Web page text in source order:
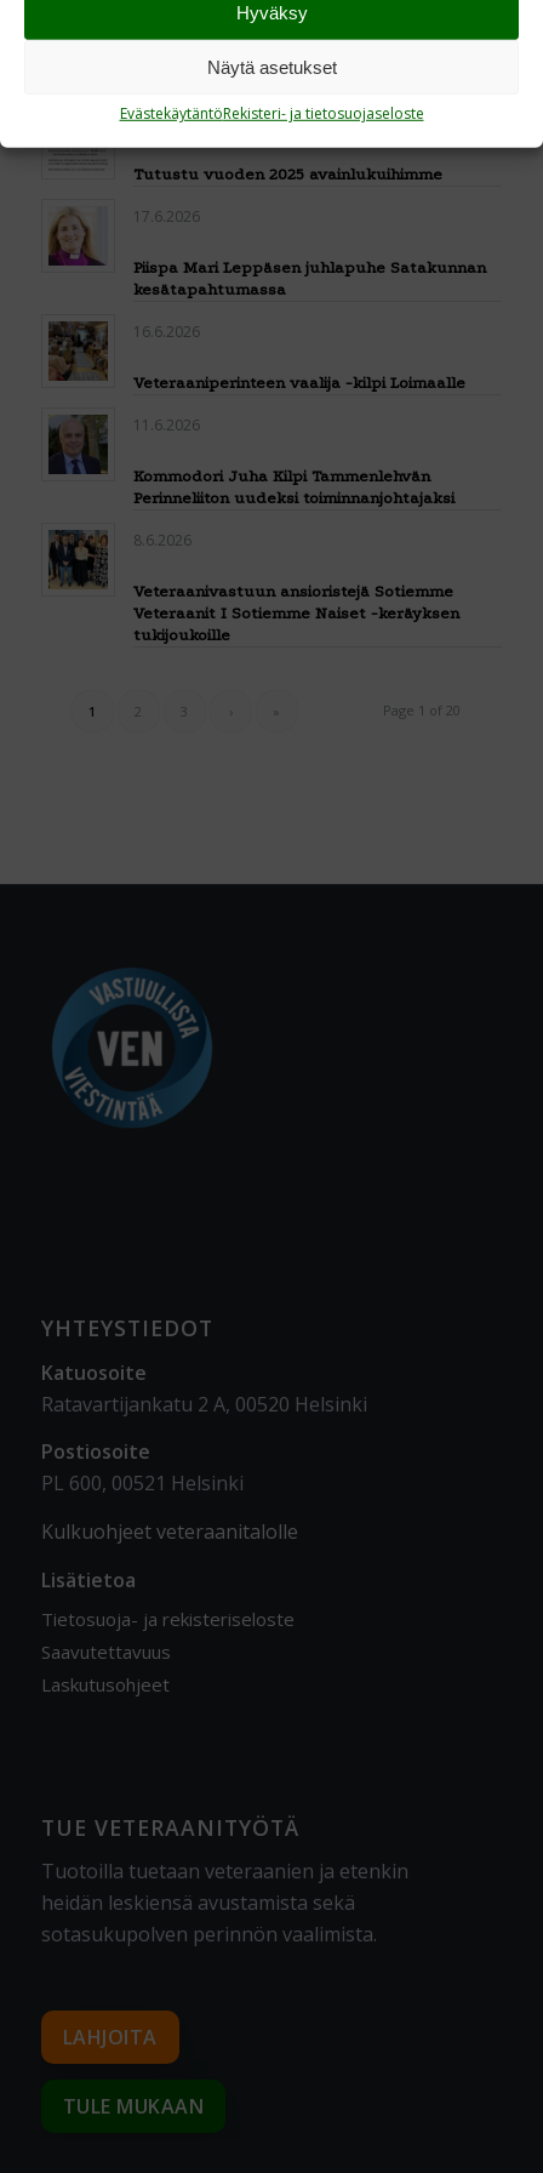
Hyväksy
Näytä asetukset
EvästekäytäntöRekisteri- ja tietosuojaseloste
Kehitämme raportointiamme STEA:n
arviointivaatimusten mukaisesti
17.6.2026
Tutustu vuoden 2025 avainlukuihimme
17.6.2026
Piispa Mari Leppäsen juhlapuhe Satakunnan
kesätapahtumassa
16.6.2026
Veteraaniperinteen vaalija -kilpi Loimaalle
11.6.2026
Kommodori Juha Kilpi Tammenlehvän
Perinneliiton uudeksi toiminnanjohtajaksi
8.6.2026
Veteraanivastuun ansioristejä Sotiemme
Veteraanit I Sotiemme Naiset -keräyksen
tukijoukoille
Page 1 of 20
1 2 3 › »
YHTEYSTIEDOT
Katuosoite
Ratavartijankatu 2 A, 00520 Helsinki
Postiosoite
PL 600, 00521 Helsinki
Kulkuohjeet veteraanitalolle
Lisätietoa
Tietosuoja- ja rekisteriseloste
Saavutettavuus
Laskutusohjeet
TUE VETERAANITYÖTÄ
Tuotoilla tuetaan veteraanien ja etenkin
heidän leskiensä avustamista sekä
sotasukupolven perinnön vaalimista.
LAHJOITA
TULE MUKAAN